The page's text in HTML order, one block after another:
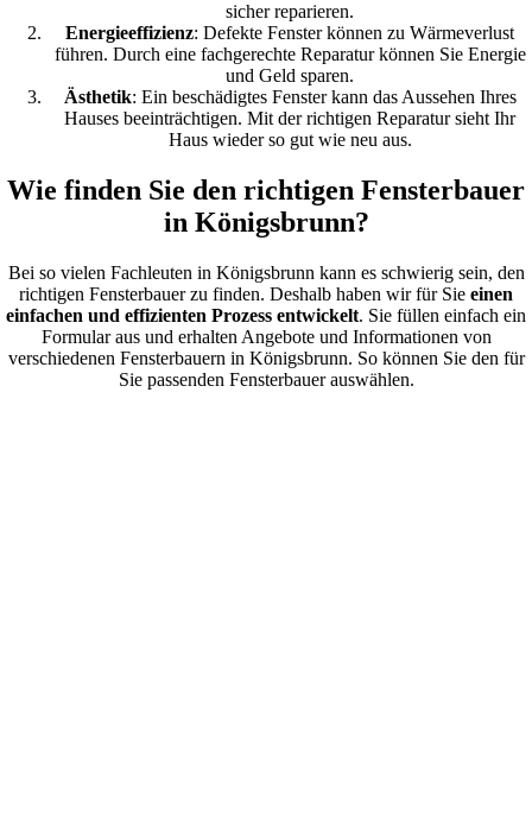
sicher reparieren.
Energieeffizienz: Defekte Fenster können zu Wärmeverlust
führen. Durch eine fachgerechte Reparatur können Sie Energie
und Geld sparen.
Ästhetik: Ein beschädigtes Fenster kann das Aussehen Ihres
Hauses beeinträchtigen. Mit der richtigen Reparatur sieht Ihr
Haus wieder so gut wie neu aus.
Wie finden Sie den richtigen Fensterbauer
in Königsbrunn?
Bei so vielen Fachleuten in Königsbrunn kann es schwierig sein, den
richtigen Fensterbauer zu finden. Deshalb haben wir für Sie einen
einfachen und effizienten Prozess entwickelt. Sie füllen einfach ein
Formular aus und erhalten Angebote und Informationen von
verschiedenen Fensterbauern in Königsbrunn. So können Sie den für
Sie passenden Fensterbauer auswählen.